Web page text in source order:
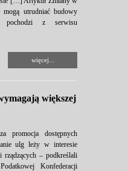
mogą utrudniać budowy
pochodzi z serwisu
więcej...
większej
promocja dostępnych
ulg leży w interesie
rządzących – podkreślali
Konfederacji